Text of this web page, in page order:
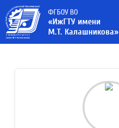
ФГБОУ ВО
«ИжГТУ имени
М.Т. Калашникова»